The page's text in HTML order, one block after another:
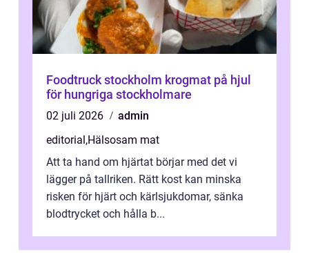
Foodtruck stockholm krogmat på hjul
för hungriga stockholmare
02 juli 2026
admin
editorial ,Hälsosam mat
Att ta hand om hjärtat börjar med det vi
lägger på tallriken. Rätt kost kan minska
risken för hjärt och kärlsjukdomar, sänka
blodtrycket och hålla b...